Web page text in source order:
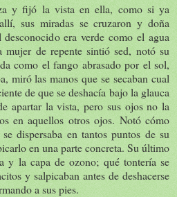
y fijó la vista en ella, como si ya
sus miradas se cruzaron y doña
era verde como el agua
mujer de repente sintió sed, notó su
como el fango abrasado por el sol,
miró las manos que se secaban cual
de que se deshacía bajo la glauca
apartar la vista, pero sus ojos no la
en aquellos otros ojos. Notó cómo
dispersaba en tantos puntos de su
en una parte concreta. Su último
y la capa de ozono; qué tontería se
y salpicaban antes de deshacerse
a sus pies.